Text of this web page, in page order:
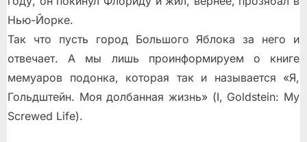
Нью-Йорке.
Так что пусть город Большого Яблока за него и
отвечает. А мы лишь проинформируем о книге
мемуаров подонка, которая так и называется «Я,
Гольдштейн. Моя долбанная жизнь» (I, Goldstein: My
Screwed Life).